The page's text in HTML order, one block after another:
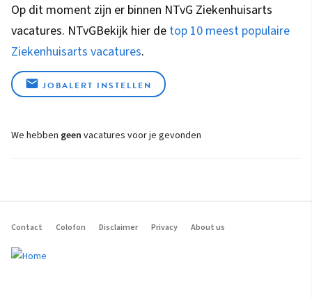
Op dit moment zijn er binnen NTvG Ziekenhuisarts
vacatures. NTvGBekijk hier de top 10 meest populaire
Ziekenhuisarts vacatures.
JOBALERT INSTELLEN
We hebben geen vacatures voor je gevonden
Footer
navigation
Contact Colofon Disclaimer Privacy About us